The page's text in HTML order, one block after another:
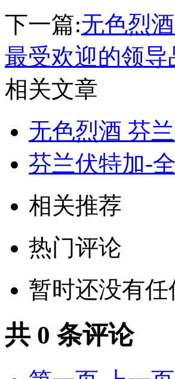
下一篇:无色烈
最受欢迎的领导
相关文章
无色烈酒 芬
芬兰伏特加-
相关推荐
热门评论
暂时还没有
共 0 条评论